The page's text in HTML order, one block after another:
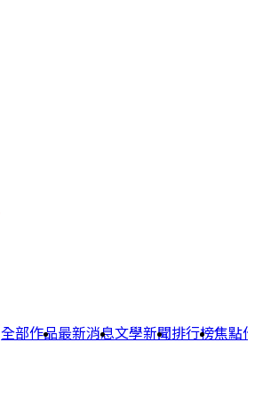
全部作品最新消息文學新聞排行榜焦點